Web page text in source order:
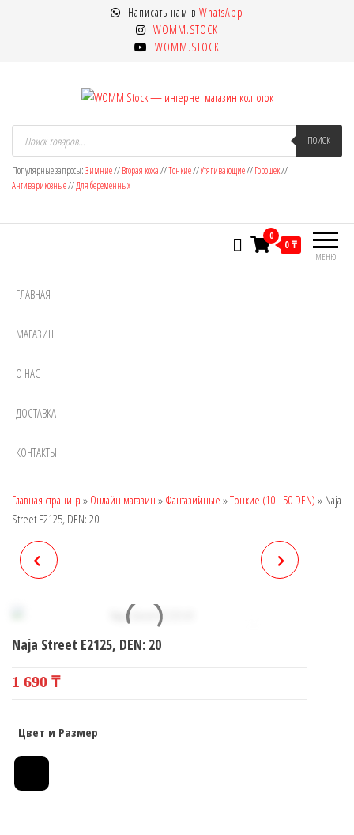
Написать нам в WhatsApp
WOMM.STOCK
WOMM.STOCK
WOMM Stock — интернет магазин
колготок
Колготки MANZI, Naja Street тонкие,
фантазийные, чулки, лосины
Поиск
товаров ПОИСК
Популярные запросы:Зимние//Вторая кожа//Тонкие//Утягивающие//Горошек//
Антиварикозные//Для беременных
МЕНЮ
0
0 ₸
ГЛАВНАЯ
МАГАЗИН
О НАС
ДОСТАВКА
КОНТАКТЫ
Главная страница » Онлайн магазин » Фантазийные »Тонкие (10 - 50 DEN) » Naja
Street E2125, DEN: 20
Naja Street E2125, DEN: 20
1 690 ₸
Цвет и Размер